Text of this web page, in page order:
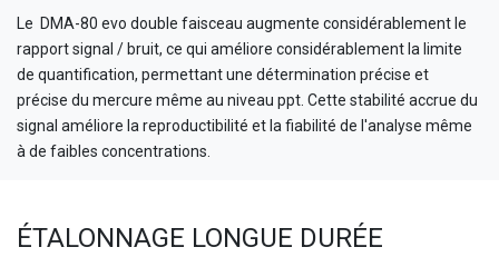
Le DMA-80 evo double faisceau augmente considérablement le
rapport signal / bruit, ce qui améliore considérablement la limite
de quantification, permettant une détermination précise et
précise du mercure même au niveau ppt. Cette stabilité accrue du
signal améliore la reproductibilité et la fiabilité de l'analyse même
à de faibles concentrations.
ÉTALONNAGE LONGUE DURÉE